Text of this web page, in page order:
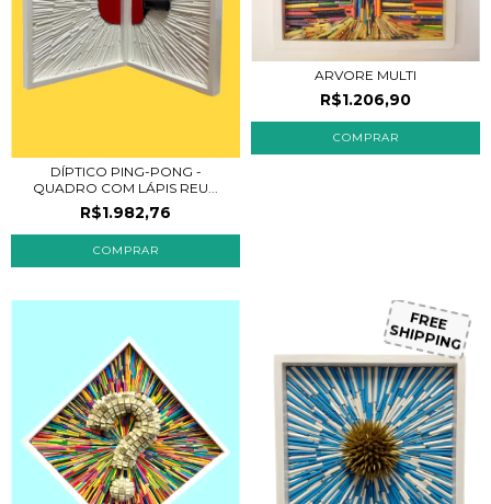
DÍPTICO PING-PONG -
QUADRO COM LÁPIS REU...
R$1.982,76
ARVORE MULTI
R$1.206,90
FREE
SHIPPING